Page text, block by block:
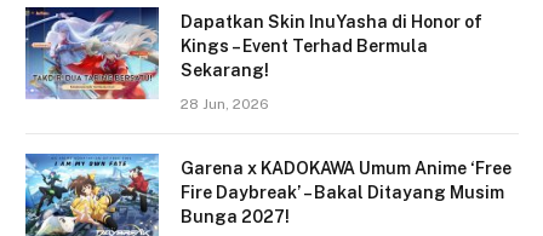
Dapatkan Skin InuYasha di Honor of
Kings – Event Terhad Bermula
Sekarang!
28 Jun, 2026
Garena x KADOKAWA Umum Anime ‘Free
Fire Daybreak’ – Bakal Ditayang Musim
Bunga 2027!